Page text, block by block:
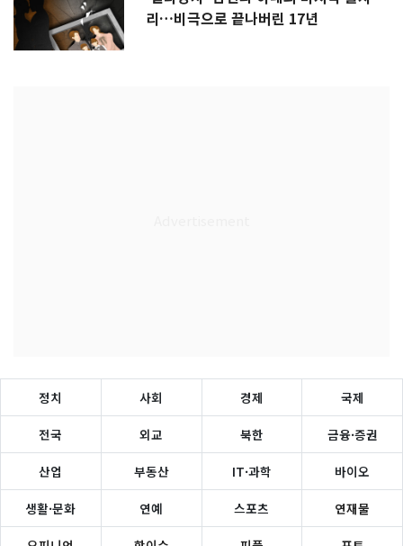
리…비극으로 끝나버린 17년
정치 사회 경제 국제
전국 외교 북한 금융·증권
산업 부동산 IT·과학 바이오
생활·문화 연예 스포츠 연재물